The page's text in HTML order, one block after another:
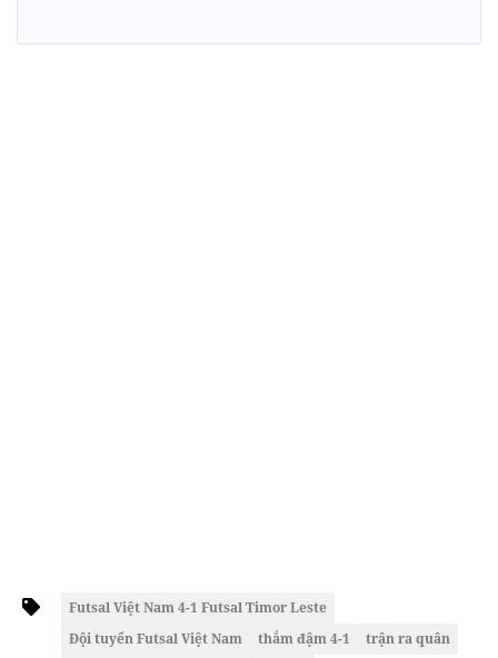
Futsal Việt Nam 4-1 Futsal Timor Leste
Đội tuyển Futsal Việt Nam
thắm đậm 4-1
trận ra quân